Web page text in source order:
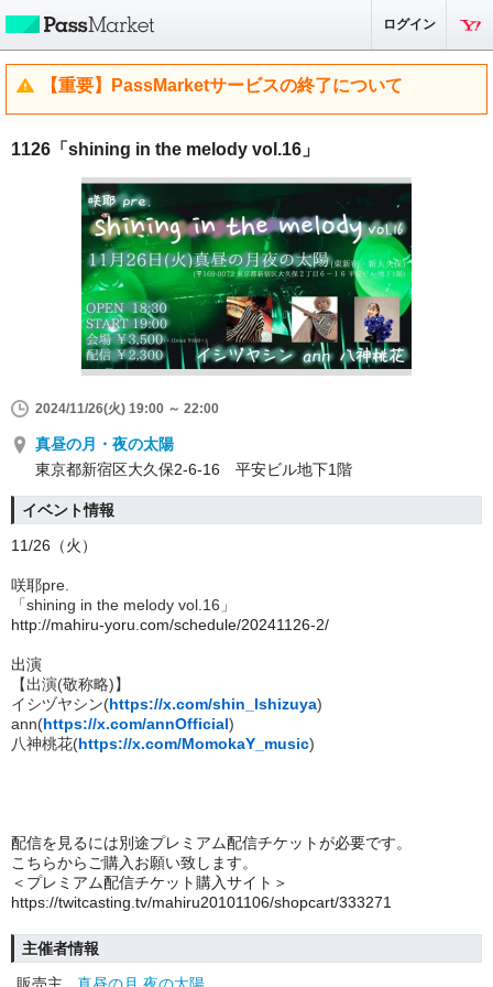
ログイン
【重要】PassMarketサービスの終了について
1126「shining in the melody vol.16」
2024/11/26(火) 19:00 ～ 22:00
真昼の月・夜の太陽
東京都新宿区大久保2-6-16 平安ビル地下1階
イベント情報
11/26 （火）
咲耶pre.
「shining in the melody vol.16」
http://mahiru-yoru.com/schedule/20241126-2/
出演
【出演(敬称略)】
イシヅヤシン(https://x.com/shin_Ishizuya)
ann(https://x.com/annOfficial)
八神桃花(https://x.com/MomokaY_music)
配信を見るには別途プレミアム配信チケットが必要です。
こちらからご購入お願い致します。
＜プレミアム配信チケット購入サイト＞
https://twitcasting.tv/mahiru20101106/shopcart/333271
主催者情報